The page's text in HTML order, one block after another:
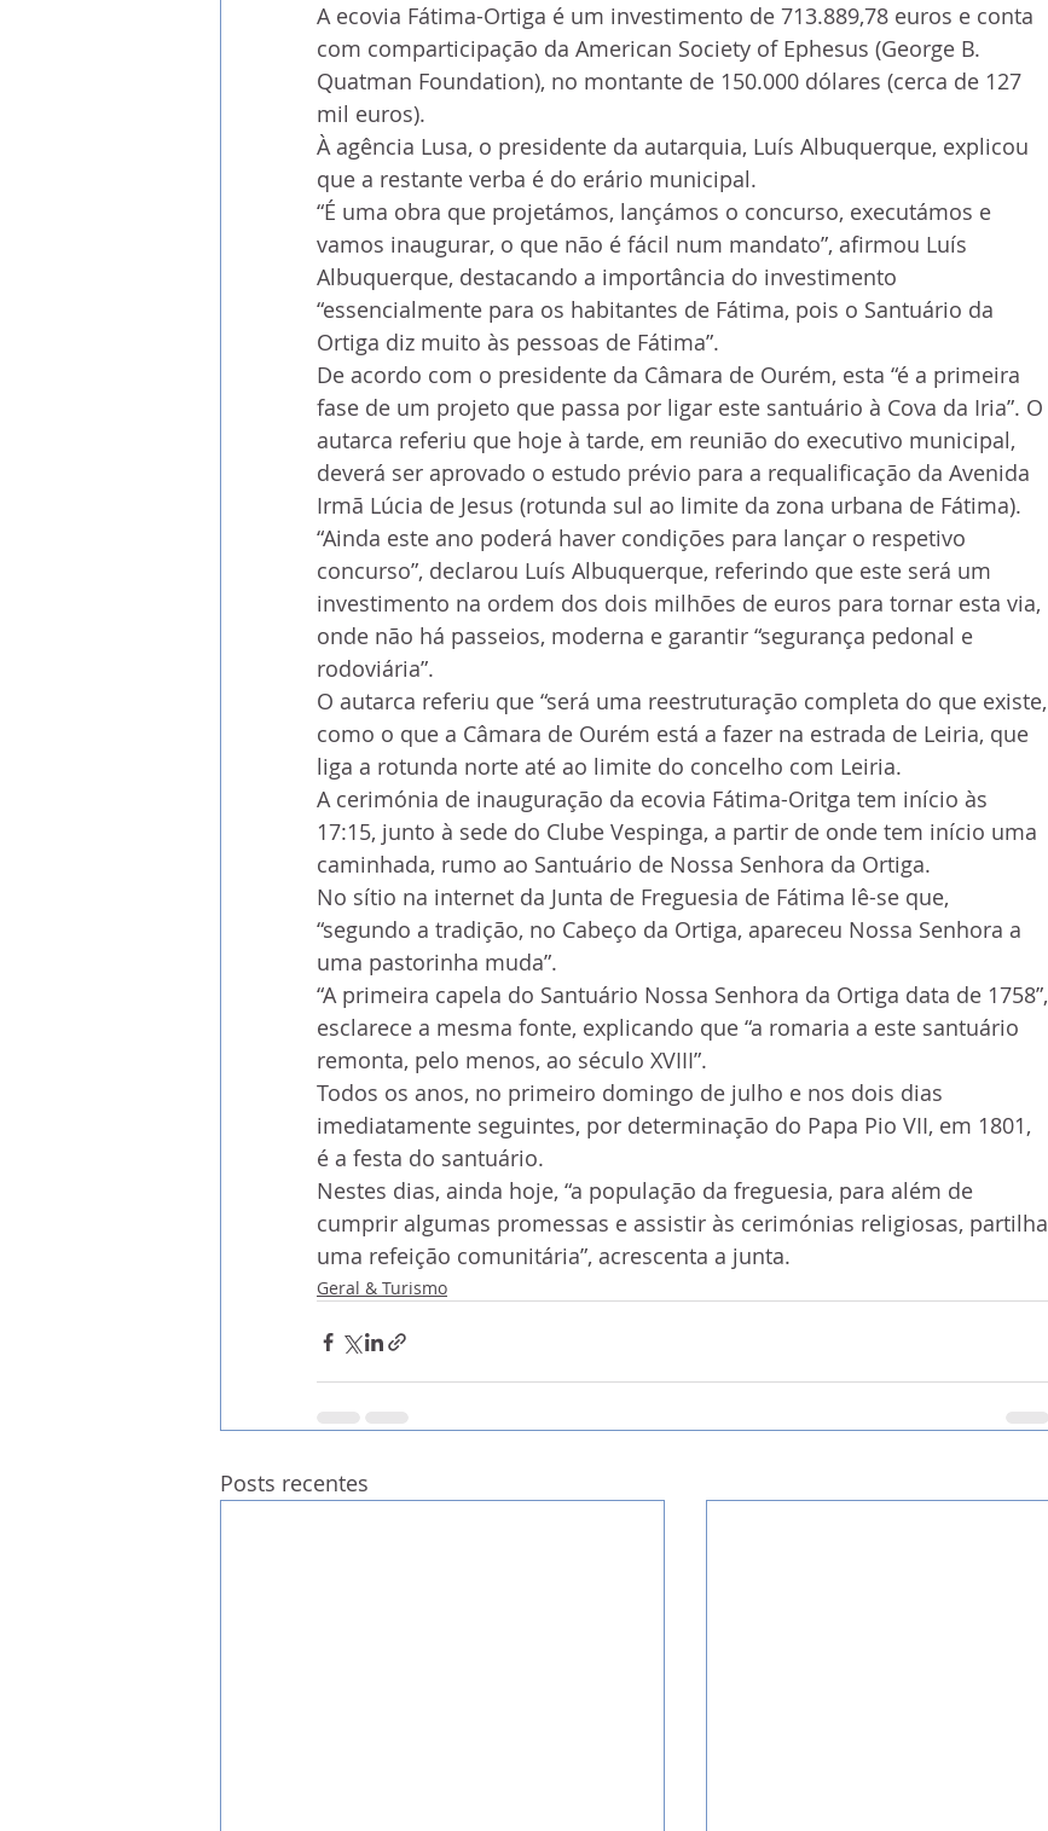
A ecovia Fátima-Ortiga é um investimento de 713.889,78 euros e conta
com comparticipação da American Society of Ephesus (George B.
Quatman Foundation), no montante de 150.000 dólares (cerca de 127
mil euros).
À agência Lusa, o presidente da autarquia, Luís Albuquerque, explicou
que a restante verba é do erário municipal.
“É uma obra que projetámos, lançámos o concurso, executámos e
vamos inaugurar, o que não é fácil num mandato”, afirmou Luís
Albuquerque, destacando a importância do investimento
“essencialmente para os habitantes de Fátima, pois o Santuário da
Ortiga diz muito às pessoas de Fátima”.
De acordo com o presidente da Câmara de Ourém, esta “é a primeira
fase de um projeto que passa por ligar este santuário à Cova da Iria”. O
autarca referiu que hoje à tarde, em reunião do executivo municipal,
deverá ser aprovado o estudo prévio para a requalificação da Avenida
Irmã Lúcia de Jesus (rotunda sul ao limite da zona urbana de Fátima).
“Ainda este ano poderá haver condições para lançar o respetivo
concurso”, declarou Luís Albuquerque, referindo que este será um
investimento na ordem dos dois milhões de euros para tornar esta via,
onde não há passeios, moderna e garantir “segurança pedonal e
rodoviária”.
O autarca referiu que “será uma reestruturação completa do que existe,
como o que a Câmara de Ourém está a fazer na estrada de Leiria, que
liga a rotunda norte até ao limite do concelho com Leiria.
A cerimónia de inauguração da ecovia Fátima-Oritga tem início às
17:15, junto à sede do Clube Vespinga, a partir de onde tem início uma
caminhada, rumo ao Santuário de Nossa Senhora da Ortiga.
No sítio na internet da Junta de Freguesia de Fátima lê-se que,
“segundo a tradição, no Cabeço da Ortiga, apareceu Nossa Senhora a
uma pastorinha muda”.
“A primeira capela do Santuário Nossa Senhora da Ortiga data de 1758”,
esclarece a mesma fonte, explicando que “a romaria a este santuário
remonta, pelo menos, ao século XVIII”.
Todos os anos, no primeiro domingo de julho e nos dois dias
imediatamente seguintes, por determinação do Papa Pio VII, em 1801,
é a festa do santuário.
Nestes dias, ainda hoje, “a população da freguesia, para além de
cumprir algumas promessas e assistir às cerimónias religiosas, partilha
uma refeição comunitária”, acrescenta a junta.
Geral & Turismo
Posts recentes